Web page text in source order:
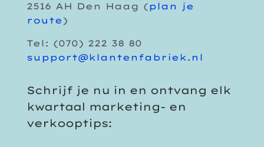
2516 AH Den Haag (plan je
route)
Tel: (070) 222 38 80
support@klantenfabriek.nl
Schrijf je nu in en ontvang elk
kwartaal marketing- en
verkooptips: